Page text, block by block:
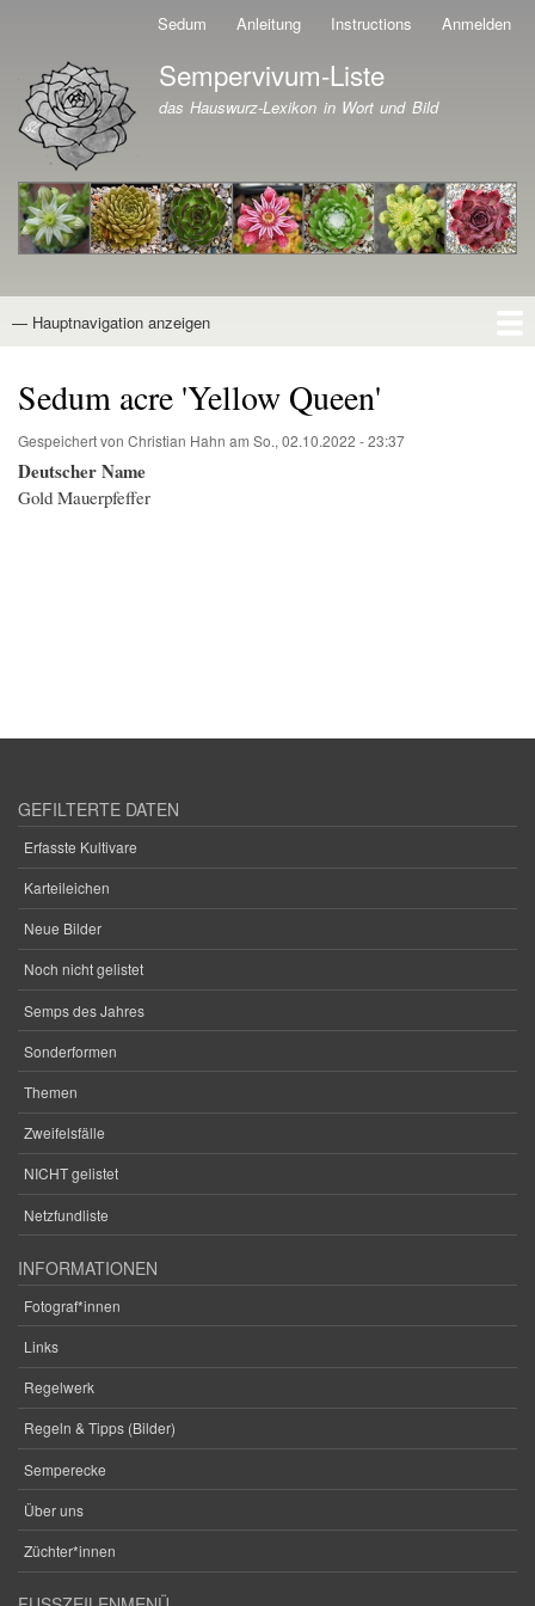
Direkt
zum
Inhalt
Sedum Anleitung Instructions Anmelden
Branding der Website
Sempervivum-Liste
das Hauswurz-Lexikon in Wort und Bild
Hauptnavigation
— Hauptnavigation anzeigen
Sedum acre 'Yellow Queen'
Gespeichert von Christian Hahn am So., 02.10.2022 - 23:37
Deutscher Name
Gold Mauerpfeffer
GEFILTERTE DATEN
Erfasste Kultivare
Karteileichen
Neue Bilder
Noch nicht gelistet
Semps des Jahres
Sonderformen
Themen
Zweifelsfälle
NICHT gelistet
Netzfundliste
INFORMATIONEN
Fotograf*innen
Links
Regelwerk
Regeln & Tipps (Bilder)
Semperecke
Über uns
Züchter*innen